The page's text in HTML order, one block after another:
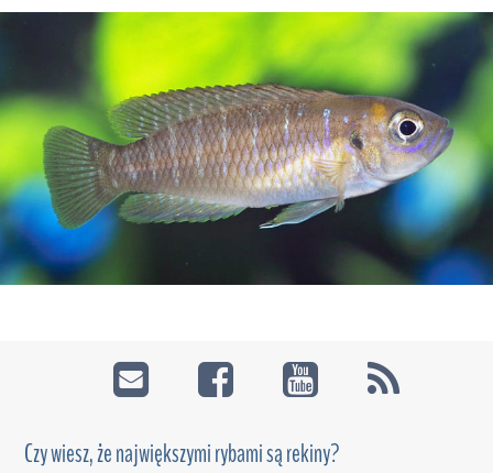
Czy wiesz, że największymi rybami są rekiny?